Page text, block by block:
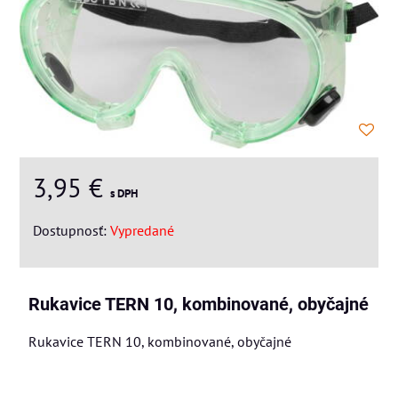
3,95 € s DPH
Dostupnosť: Vypredané
Rukavice TERN 10, kombinované, obyčajné
Rukavice TERN 10, kombinované, obyčajné